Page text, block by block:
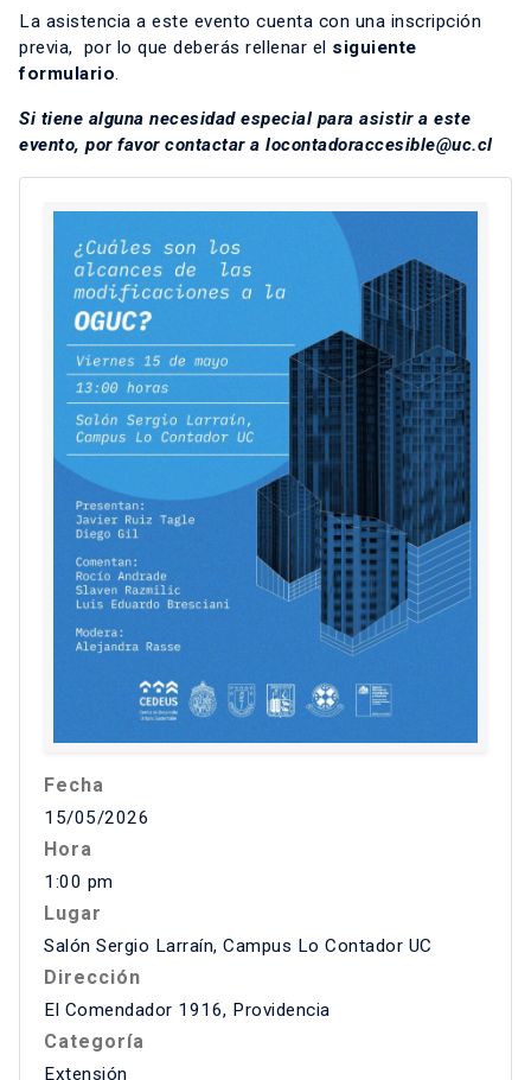
La asistencia a este evento cuenta con una inscripción
previa, por lo que deberás rellenar el siguiente
formulario.
Si tiene alguna necesidad especial para asistir a este
evento, por favor contactar a locontadoraccesible@uc.cl
Fecha
15/05/2026
Hora
1:00 pm
Lugar
Salón Sergio Larraín, Campus Lo Contador UC
Dirección
El Comendador 1916, Providencia
Categoría
Extensión